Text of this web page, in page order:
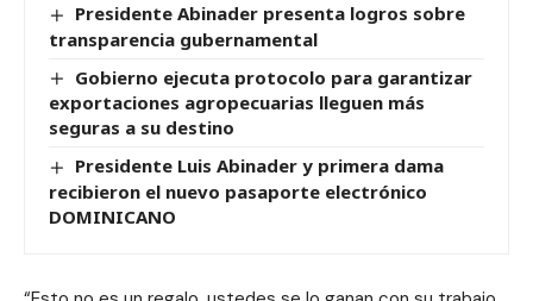
Presidente Abinader presenta logros sobre
transparencia gubernamental
Gobierno ejecuta protocolo para garantizar
exportaciones agropecuarias lleguen más
seguras a su destino
Presidente Luis Abinader y primera dama
recibieron el nuevo pasaporte electrónico
DOMINICANO